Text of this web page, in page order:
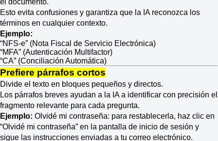
el documento.
Esto evita confusiones y garantiza que la IA reconozca los
términos en cualquier contexto.
Ejemplo:
“NFS-e” (Nota Fiscal de Servicio Electrónica)
“MFA” (Autenticación Multifactor)
“CA” (Conciliación Automática)
Prefiere párrafos cortos
Divide el texto en bloques pequeños y directos.
Los párrafos breves ayudan a la IA a identificar con precisión el
fragmento relevante para cada pregunta.
Ejemplo: Olvidé mi contraseña: para restablecerla, haz clic en
“Olvidé mi contraseña” en la pantalla de inicio de sesión y
sigue las instrucciones enviadas a tu correo electrónico.